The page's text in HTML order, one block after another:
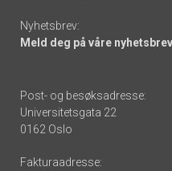
Nyhetsbrev:
Meld deg på våre nyhetsbrev
Post- og besøksadresse:
Universitetsgata 22
0162 Oslo
Fakturaadresse: